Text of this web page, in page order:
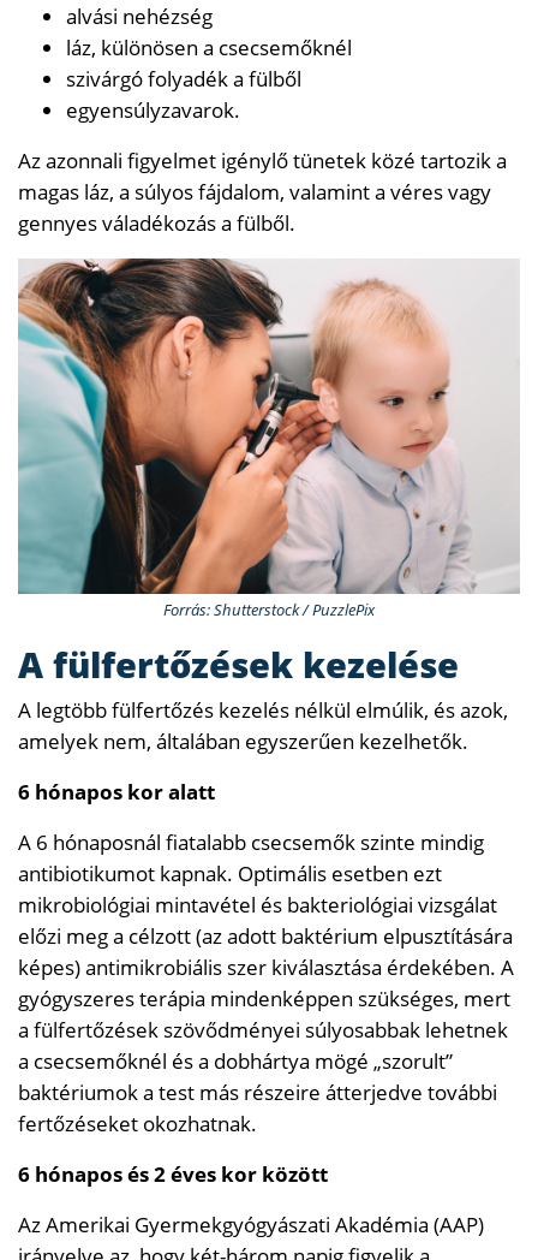
alvási nehézség
láz, különösen a csecsemőknél
szivárgó folyadék a fülből
egyensúlyzavarok.
Az azonnali figyelmet igénylő tünetek közé tartozik a
magas láz, a súlyos fájdalom, valamint a véres vagy
gennyes váladékozás a fülből.
Forrás: Shutterstock / PuzzlePix
A fülfertőzések kezelése
A legtöbb fülfertőzés kezelés nélkül elmúlik, és azok,
amelyek nem, általában egyszerűen kezelhetők.
6 hónapos kor alatt
A 6 hónaposnál fiatalabb csecsemők szinte mindig
antibiotikumot kapnak. Optimális esetben ezt
mikrobiológiai mintavétel és bakteriológiai vizsgálat
előzi meg a célzott (az adott baktérium elpusztítására
képes) antimikrobiális szer kiválasztása érdekében. A
gyógyszeres terápia mindenképpen szükséges, mert
a fülfertőzések szövődményei súlyosabbak lehetnek
a csecsemőknél és a dobhártya mögé „szorult”
baktériumok a test más részeire átterjedve további
fertőzéseket okozhatnak.
6 hónapos és 2 éves kor között
Az Amerikai Gyermekgyógyászati ​​Akadémia (AAP)